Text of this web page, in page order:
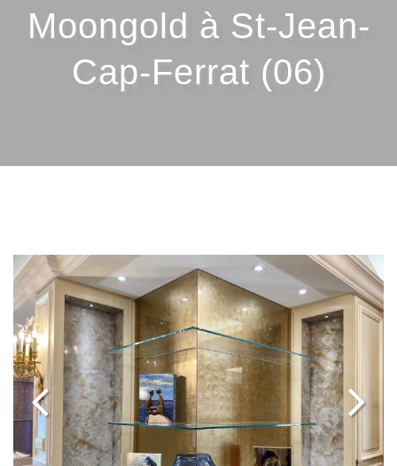
Moongold à St-Jean-
Cap-Ferrat (06)